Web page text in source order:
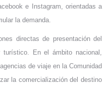
e Instagram, orientadas a
la demanda.
directas de presentación del
En el ámbito nacional,
de viaje en la Comunidad
la comercialización del destino